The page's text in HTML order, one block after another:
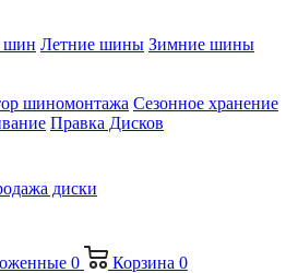
шин Летние шины Зимние шины
шиномонтажа Сезонное хранение
Правка Дисков
диски
0 Корзина 0